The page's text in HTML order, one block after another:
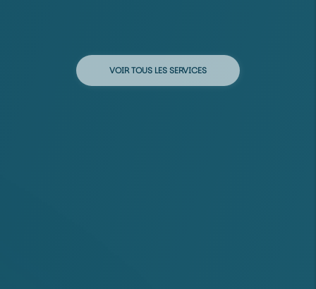
VOIR TOUS LES SERVICES